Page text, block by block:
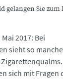
gelangen Sie zum
2017: Bei
sieht so
sich mit Fragen